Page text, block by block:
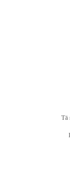
C
Tā